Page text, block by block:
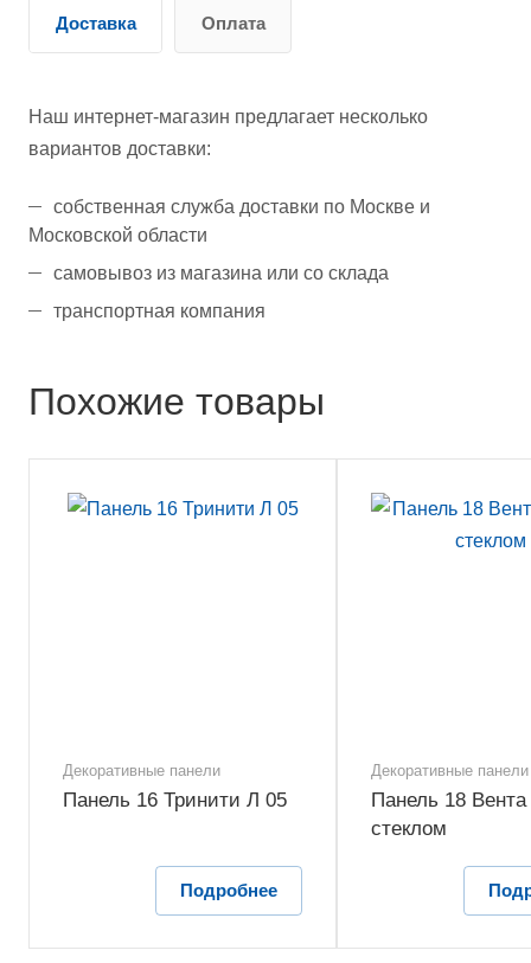
Доставка Оплата
Наш интернет-магазин предлагает несколько
вариантов доставки:
собственная служба доставки по Москве и
Московской области
самовывоз из магазина или со склада
транспортная компания
Похожие товары
Декоративные панели
Панель 16 Тринити Л 05
Подробнее
Декоративные панели
Панель 18
стеклом